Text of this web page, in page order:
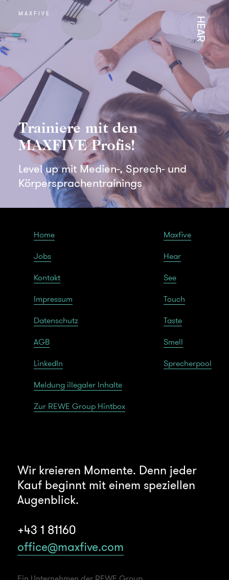
Trainiere mit den
MAXFIVE Profis!
Level up mit Medien-, Sprech- und
Körpersprachentrainings
MAXFIVE
HEAR
Home
Jobs
Kontakt
Impressum
Datenschutz
AGB
LinkedIn
Meldung illegaler Inhalte
Zur REWE Group Hintbox
Maxfive
Hear
See
Touch
Taste
Smell
Sprecherpool
Wir kreieren Momente. Denn jeder
Kauf beginnt mit einem speziellen
Augenblick.
+43 1 81160
office@maxfive.com